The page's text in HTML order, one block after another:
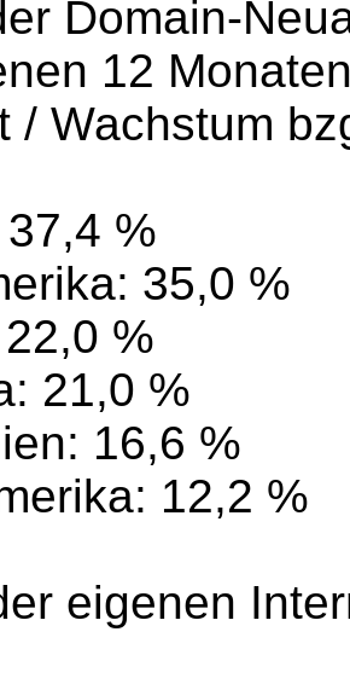
Domain-
12
/ Wachstum
%
35,0 %
%
21,0 %
16,6 %
12,2 %
eigenen